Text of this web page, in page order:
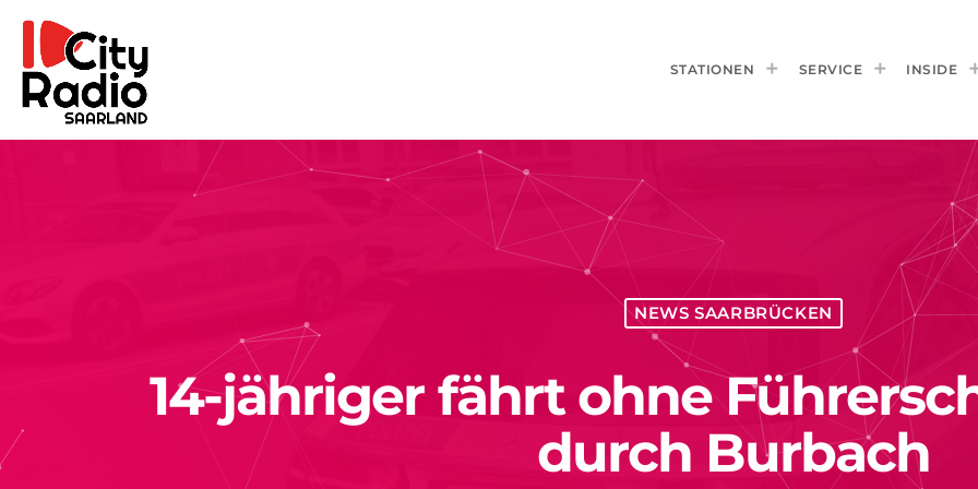
STATIONEN SERVICE INSIDE
NEWS SAARBRÜCKEN
14-jähriger fährt ohne
durch Burbach